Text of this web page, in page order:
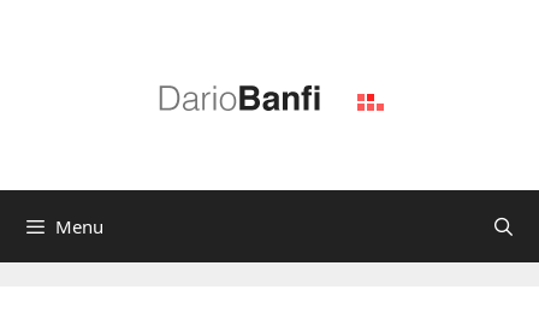
Menu